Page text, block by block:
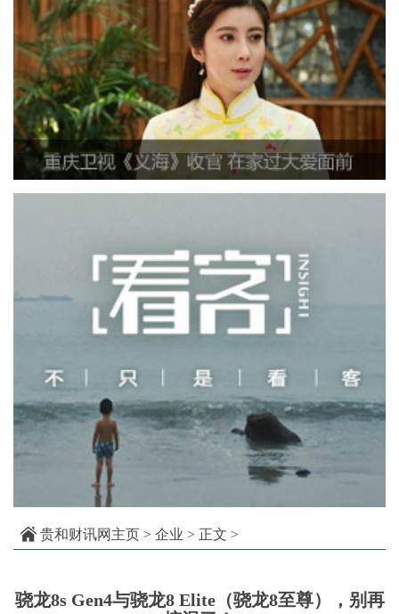
贵和财讯网主页 > 企业 > 正文 >
骁龙8s Gen4与骁龙8 Elite（骁龙8至尊），别再